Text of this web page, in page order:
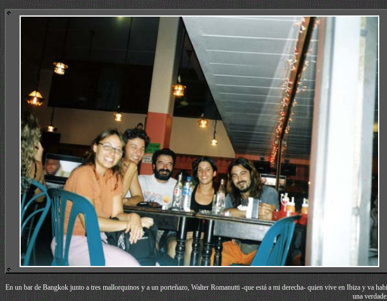
En un bar de Bangkok junto a tres mallorquinos y a un porteñazo, Walter Romanutti -que está a mi derecha- quien vive en Ibiza y va
una